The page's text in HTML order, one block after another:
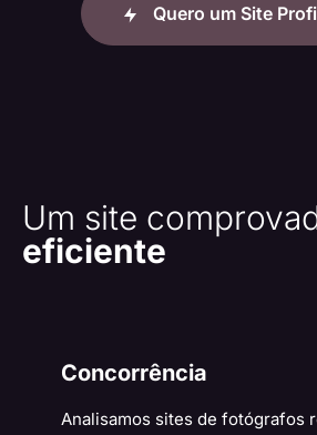
Quero um Site
Um site
eficiente
Concorrência
Analisamos sites de fotógrafos